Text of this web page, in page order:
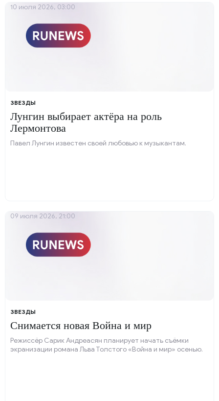
ЗВЕЗДЫ
Лунгин выбирает актёра на роль
Лермонтова
Павел Лунгин известен своей любовью к музыкантам.
10 июля 2026, 03:00
ЗВЕЗДЫ
Снимается новая Война и мир
Режиссёр Сарик Андреасян планирует начать съёмки
экранизации романа Льва Толстого «Война и мир» осенью.
09 июля 2026, 21:00